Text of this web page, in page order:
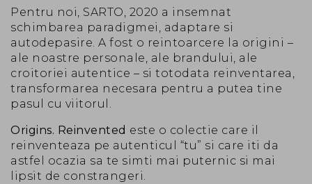
Pentru noi, SARTO, 2020 a insemnat
schimbarea paradigmei, adaptare si
autodepasire. A fost o reintoarcere la origini –
ale noastre personale, ale brandului, ale
croitoriei autentice – si totodata reinventarea,
transformarea necesara pentru a putea tine
pasul cu viitorul.
Origins. Reinvented este o colectie care il
reinventeaza pe autenticul “tu” si care iti da
astfel ocazia sa te simti mai puternic si mai
lipsit de constrangeri.